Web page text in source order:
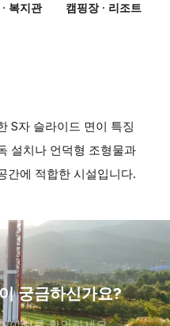
복지관 캠핑장 · 리조트
S자 슬라이드 면이 특징
설치나 언덕형 조형물과
간에 적합한 시설입니다.
궁금하신가요?